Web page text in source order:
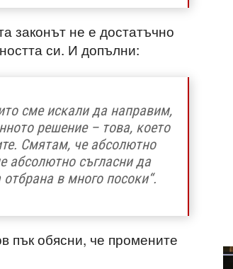
законът не е достатъчно
си. И допълни:
сме искали да направим,
решение – това, което
Смятам, че абсолютно
абсолютно съгласни да
в много посоки“.
пък обясни, че промените